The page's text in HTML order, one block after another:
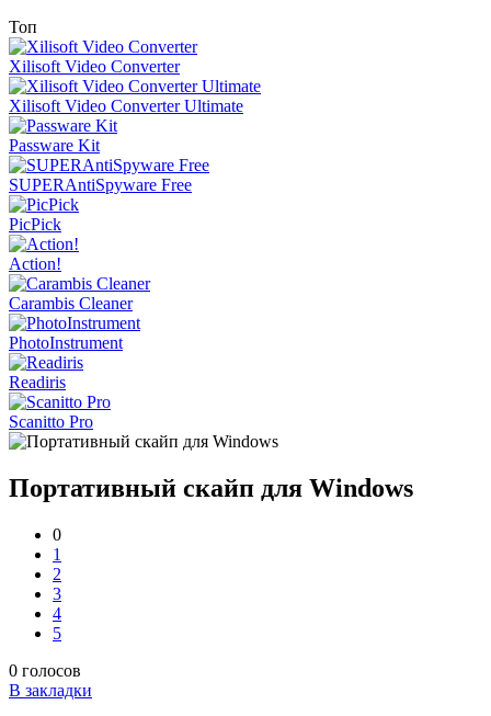
Топ
Xilisoft Video Converter
Xilisoft Video Converter Ultimate
Passware Kit
SUPERAntiSpyware Free
PicPick
Action!
Carambis Cleaner
PhotoInstrument
Readiris
Scanitto Pro
Портативный скайп для Windows
0
1
2
3
4
5
0 голосов
В закладки